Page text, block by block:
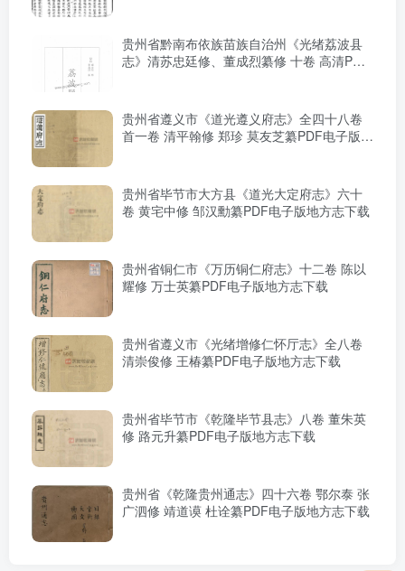
贵州省黔南布依族苗族自治州《光绪荔波县
志》清苏忠廷修、董成烈纂修 十卷 高清PDF
贵州省遵义市《道光遵义府志》全四十八卷
首一卷 清平翰修 郑珍 莫友芝纂PDF电子版地
贵州省毕节市大方县《道光大定府志》六十
卷 黄宅中修 邹汉勳纂PDF电子版地方志下载
贵州省铜仁市《万历铜仁府志》十二卷 陈以
耀修 万士英纂PDF电子版地方志下载
贵州省遵义市《光绪增修仁怀厅志》全八卷
清崇俊修 王椿纂PDF电子版地方志下载
贵州省毕节市《乾隆毕节县志》八卷 董朱英
修 路元升纂PDF电子版地方志下载
贵州省《乾隆贵州通志》四十六卷 鄂尔泰 张
广泗修 靖道谟 杜诠纂PDF电子版地方志下载